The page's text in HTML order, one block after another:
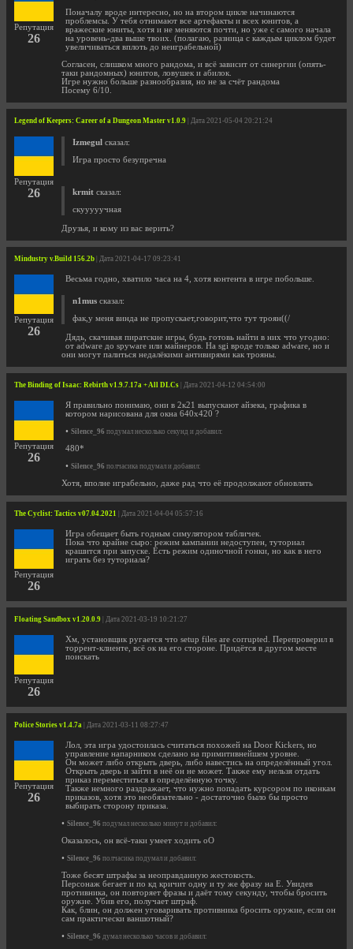
Репутация
26
Поначалу вроде интересно, но на втором цикле начинаются
проблемсы. У тебя отнимают все артефакты и всех юнитов, а
вражеские юниты, хотя и не меняются почти, но уже с самого начала
на уровень-два выше твоих. (полагаю, разница с каждым циклом будет
увеличиваться вплоть до неиграбельной)
Согласен, слишком много рандома, и всё зависит от синергии (опять-
таки рандомных) юнитов, ловушек и абилок.
Игре нужно больше разнообразия, но не за счёт рандома
Посему 6/10.
Legend of Keepers: Career of a Dungeon Master v1.0.9 | Дата 2021-05-04 20:21:24
Репутация
26
Izmegul сказал:
Игра просто безупречна
krmit сказал:
скууууучная
Друзья, и кому из вас верить?
Mindustry v.Build 156.2b | Дата 2021-04-17 09:23:41
Репутация
26
Весьма годно, хватило часа на 4, хотя контента в игре побольше.
n1mus сказал:
фак,у меня винда не пропускает,говорит,что тут троян((/
Дядь, скачивая пиратские игры, будь готовь найти в них что угодно:
от adware до spyware или майнеров. На sgi вроде только adware, но и
они могут палиться недалёкими антивирями как трояны.
The Binding of Isaac: Rebirth v1.9.7.17a + All DLCs | Дата 2021-04-12 04:54:00
Репутация
26
Я правильно понимаю, они в 2к21 выпускают айзека, графика в
котором нарисована для окна 640x420 ?
• Silence_96 подумал несколько секунд и добавил:
480*
• Silence_96 полчасика подумал и добавил:
Хотя, вполне играбельно, даже рад что её продолжают обновлять
The Cyclist: Tactics v07.04.2021 | Дата 2021-04-04 05:57:16
Репутация
26
Игра обещает быть годным симулятором табличек.
Пока что крайне сыро: режим кампании недоступен, туториал
крашится при запуске. Есть режим одиночной гонки, но как в него
играть без туториала?
Floating Sandbox v1.20.0.9 | Дата 2021-03-19 10:21:27
Репутация
26
Хм, установщик ругается что setup files are corrupted. Перепроверил в
торрент-клиенте, всё ок на его стороне. Придётся в другом месте
поискать
Police Stories v1.4.7a | Дата 2021-03-11 08:27:47
Репутация
26
Лол, эта игра удостоилась считаться похожей на Door Kickers, но
управление напарником сделано на примитивнейшем уровне.
Он может либо открыть дверь, либо навестись на определённый угол.
Открыть дверь и зайти в неё он не может. Также ему нельзя отдать
приказ переместиться в определённую точку.
Также немного раздражает, что нужно попадать курсором по иконкам
приказов, хотя это необязательно - достаточно было бы просто
выбирать сторону приказа.
• Silence_96 подумал несколько минут и добавил:
Оказалось, он всё-таки умеет ходить оО
• Silence_96 полчасика подумал и добавил:
Тоже бесят штрафы за неоправданную жестокость.
Персонаж бегает и по кд кричит одну и ту же фразу на E. Увидев
противника, он повторяет фразы и даёт тому секунду, чтобы бросить
оружие. Убив его, получает штраф.
Как, блин, он должен уговаривать противника бросить оружие, если он
сам практически ваншотный?
• Silence_96 думал несколько часов и добавил: